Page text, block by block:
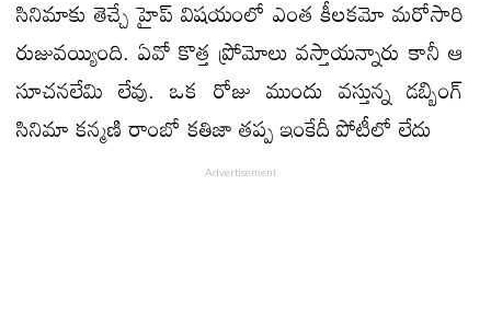
సినిమాకు తెచ్చే హైప్ విషయంలో ఎంత కీలకమో మరోసారి
రుజువయ్యింది. ఏవో కొత్త ప్రోమోలు వస్తాయన్నారు కానీ ఆ
సూచనలేమి లేవు. ఒక రోజు ముందు వస్తున్న డబ్బింగ్
సినిమా కన్మణి రాంబో కతిజా తప్ప ఇంకేదీ పోటీలో లేదు